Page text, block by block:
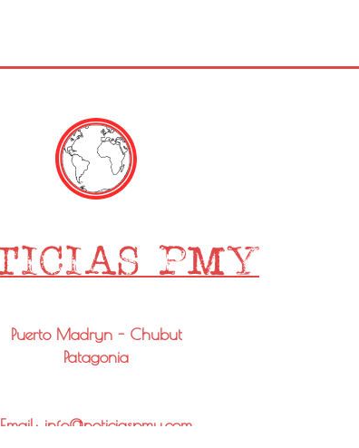
Puerto Madryn - Chubut
Patagonia
Email: info@noticiaspmy.com